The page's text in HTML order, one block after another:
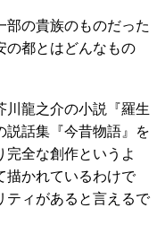
部の貴族のものだった
の都とはどんなもの
川龍之介の小説『羅生
説話集『今昔物語』を
完全な創作というよ
描かれているわけで
ティがあると言えるで